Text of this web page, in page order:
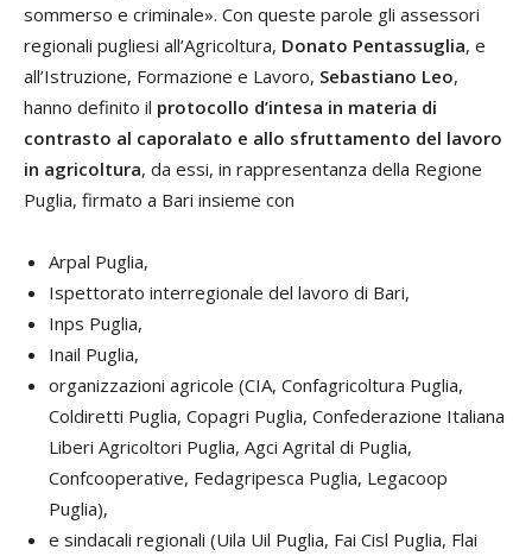
sommerso e criminale». Con queste parole gli assessori
regionali pugliesi all’Agricoltura, Donato Pentassuglia, e
all’Istruzione, Formazione e Lavoro, Sebastiano Leo,
hanno definito il protocollo d’intesa in materia di
contrasto al caporalato e allo sfruttamento del lavoro
in agricoltura, da essi, in rappresentanza della Regione
Puglia, firmato a Bari insieme con
Arpal Puglia,
Ispettorato interregionale del lavoro di Bari,
Inps Puglia,
Inail Puglia,
organizzazioni agricole (CIA, Confagricoltura Puglia,
Coldiretti Puglia, Copagri Puglia, Confederazione Italiana
Liberi Agricoltori Puglia, Agci Agrital di Puglia,
Confcooperative, Fedagripesca Puglia, Legacoop
Puglia),
e sindacali regionali (Uila Uil Puglia, Fai Cisl Puglia, Flai